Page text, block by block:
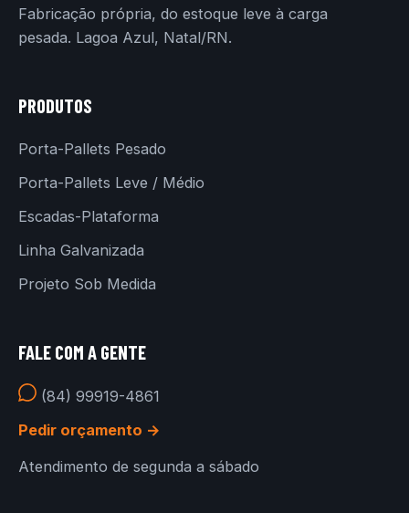
Fabricação própria, do estoque leve à carga
pesada. Lagoa Azul, Natal/RN.
PRODUTOS
Porta-Pallets Pesado
Porta-Pallets Leve / Médio
Escadas-Plataforma
Linha Galvanizada
Projeto Sob Medida
FALE COM A GENTE
(84) 99919-4861
Pedir orçamento →
Atendimento de segunda a sábado